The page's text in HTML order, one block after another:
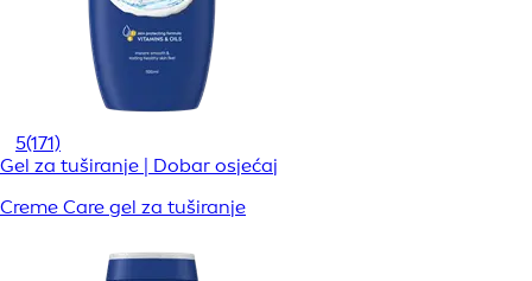
5(171)
Gel za tuširanje | Dobar osjećaj
Creme Care gel za tuširanje